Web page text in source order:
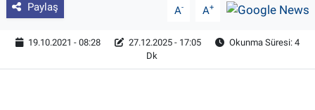
Paylaş A- A+
19.10.2021 - 08:28 27.12.2025 - 17:05
Okunma Süresi: 4
Dk